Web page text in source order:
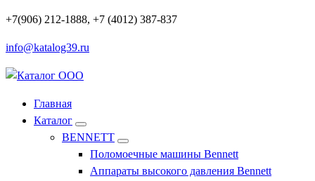
Перейти
содержимому
+7(906) 212-1888, +7 (4012) 387-837
info@katalog39.ru
Профессиональное оборудование и инструменты
Главная
Каталог
BENNETT
Поломоечные машины Bennett
Аппараты высокого давления Bennett